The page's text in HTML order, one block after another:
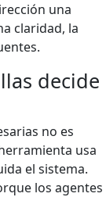
una
claridad, la
decide
no es
usa
el sistema.
los agentes